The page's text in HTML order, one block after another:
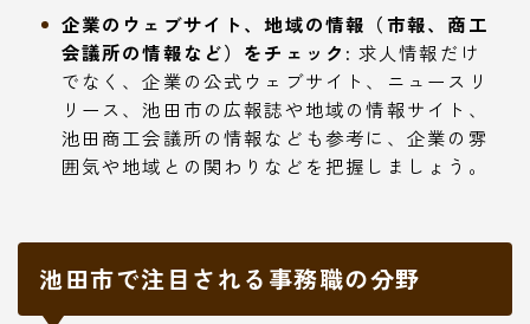
企業のウェブサイト、地域の情報（市報、商工
会議所の情報など）をチェック: 求人情報だけ
でなく、企業の公式ウェブサイト、ニュースリ
リース、池田市の広報誌や地域の情報サイト、
池田商工会議所の情報なども参考に、企業の雰
囲気や地域との関わりなどを把握しましょう。
池田市で注目される事務職の分野